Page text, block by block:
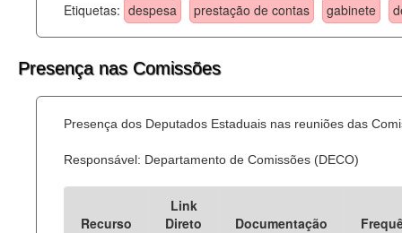
Etiquetas: despesa prestação de contas gabinete
Presença nas Comissões
Presença dos Deputados Estaduais nas reuniões das
Responsável: Departamento de Comissões (DECO)
Recurso
Link
Direto
Documentação